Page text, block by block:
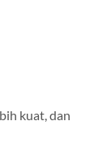
kuat, dan